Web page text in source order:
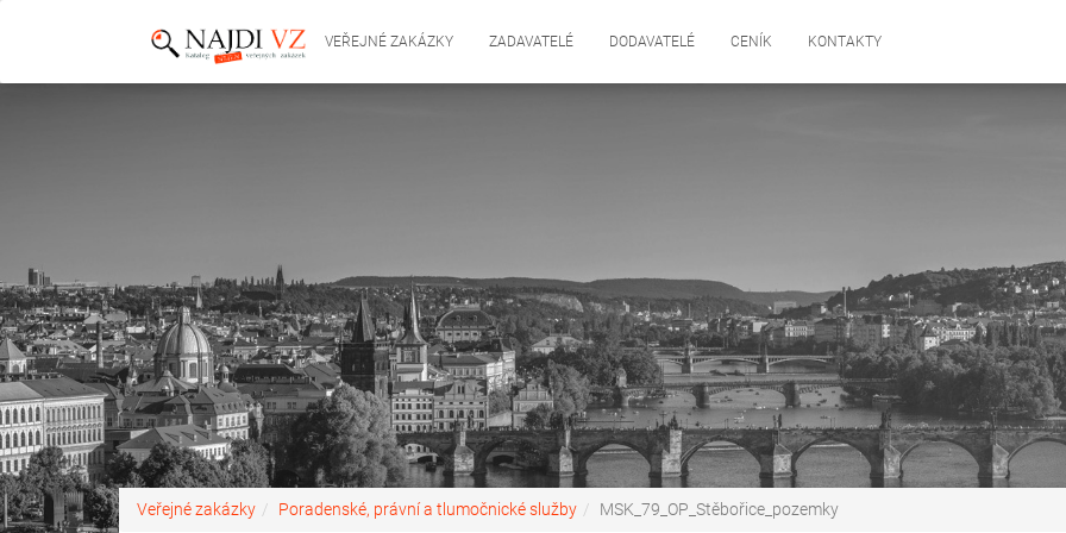
VEŘEJNÉ ZAKÁZKY ZADAVATELÉ DODAVATELÉ CENÍK KONTAKTY
Veřejné zakázky Poradenské, právní a tlumočnické služby MSK_79_OP_Stěbořice_pozemky